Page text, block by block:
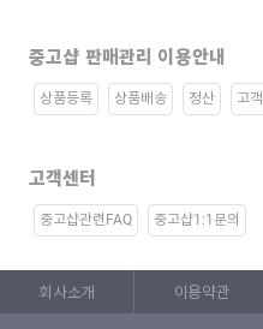
중고샵 판매관리 이용안내
상품등록 상품배송 정산 고
고객센터
중고샵관련FAQ 중고샵1:1문의
회사소개 이용약관